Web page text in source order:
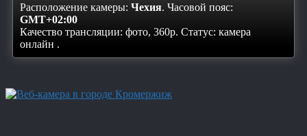
Расположение камеры: Чехия. Часовой пояс:
GMT+02:00
Качество трансляции: фото, 360p. Статус: камера
онлайн .